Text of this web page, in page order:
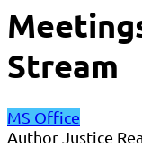
Stream
MS Office
AuthorJustice